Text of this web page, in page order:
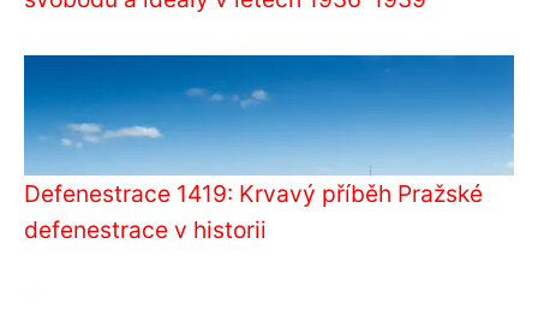
Defenestrace 1419: Krvavý příběh Pražské
defenestrace v historii